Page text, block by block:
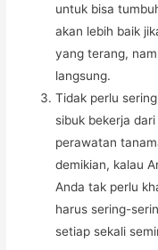
untuk bisa
akan lebih baik
yang terang,
langsung.
Tidak perlu
sibuk bekerja
perawatan
demikian, kalau
Anda tak perlu
harus sering-
setiap sekali